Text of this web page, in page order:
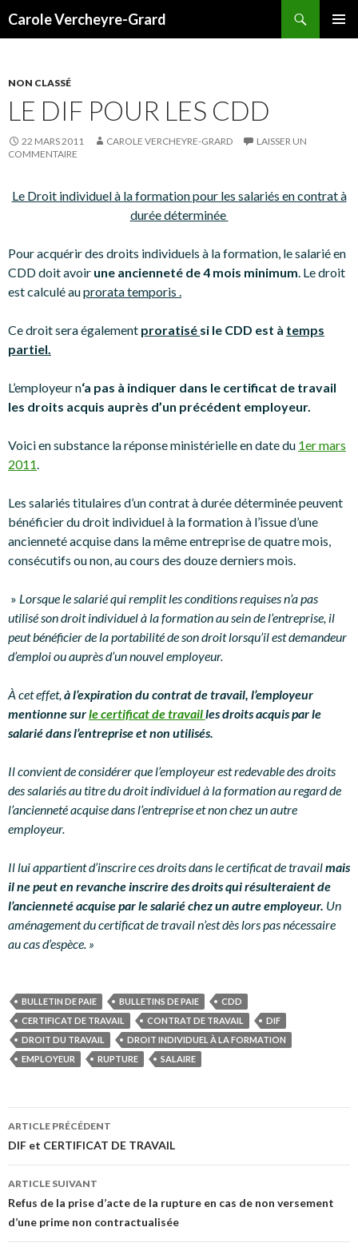
Carole Vercheyre-Grard
NON CLASSÉ
LE DIF POUR LES CDD
22 MARS 2011 CAROLE VERCHEYRE-GRARD
LAISSER UN
COMMENTAIRE
Le Droit individuel à la formation pour les salariés en contrat à
durée déterminée
Pour acquérir des droits individuels à la formation, le salarié en
CDD doit avoir une ancienneté de 4 mois minimum. Le droit
est calculé auprorata temporis .
Ce droit sera également proratisé si le CDD est à temps
partiel.
L’employeur n‘a pas à indiquer dans le certificat de travail
les droits acquis auprès d’un précédent employeur.
Voici en substance la réponse ministérielle en date du 1er mars
2011.
Les salariés titulaires d’un contrat à durée déterminée peuvent
bénéficier du droit individuel à la formation à l’issue d’une
ancienneté acquise dans la même entreprise de quatre mois,
consécutifs ou non, au cours des douze derniers mois.
» Lorsque le salarié qui remplit les conditions requises n’a pas
utilisé son droit individuel à la formation au sein de l’entreprise, il
peut bénéficier de la portabilité de son droit lorsqu’il est demandeur
d’emploi ou auprès d’un nouvel employeur.
À cet effet,à l’expiration du contrat de travail, l’employeur
mentionne surle certificat de travailles droits acquis par le
salarié dans l’entreprise et non utilisés.
Il convient de considérer que l’employeur est redevable des droits
des salariés au titre du droit individuel à la formation au regard de
l’ancienneté acquise dans l’entreprise et non chez un autre
employeur.
Il lui appartient d’inscrire ces droits dans le certificat de travailmais
il ne peut en revanche inscrire des droits qui résulteraient de
l’ancienneté acquise par le salarié chez un autre employeur. Un
aménagement du certificat de travail n’est dès lors pas nécessaire
au cas d’espèce. »
BULLETIN DE PAIE BULLETINS DE PAIE
CDD
CERTIFICAT DE TRAVAIL
CONTRAT DE TRAVAIL
DIF
DROIT DU TRAVAIL
DROIT INDIVIDUEL À LA FORMATION
EMPLOYEUR
RUPTURE SALAIRE
Navigation
des
articles
ARTICLE PRÉCÉDENT
DIF et CERTIFICAT DE TRAVAIL
ARTICLE SUIVANT
Refus de la prise d’acte de la rupture en cas de non versement
d’une prime non contractualisée